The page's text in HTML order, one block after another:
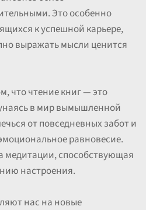
Это особенно
к успешной карьере,
выражать мысли ценится
что чтение книг — это
в мир вымышленной
от повседневных забот и
равновесие.
медитации, способствующая
настроения.
нас на новые